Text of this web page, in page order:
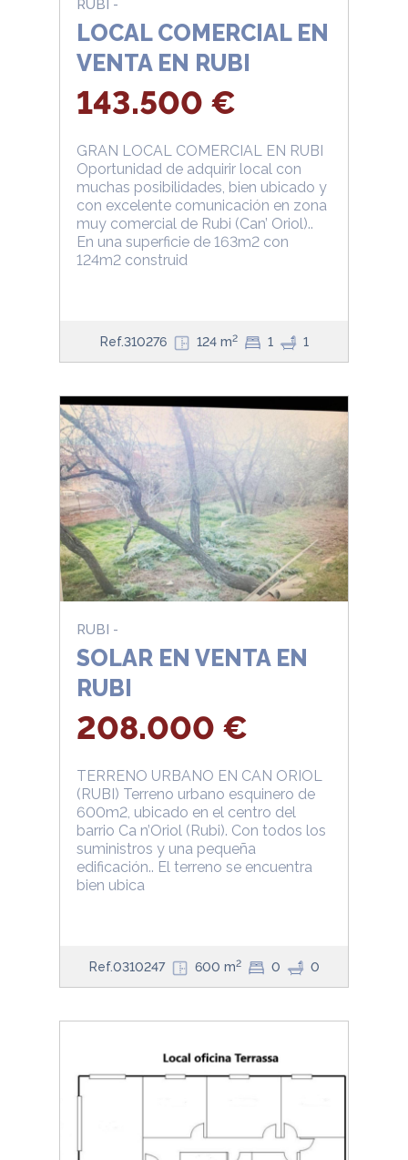
RUBI -
LOCAL COMERCIAL EN
VENTA EN RUBI
143.500 €
GRAN LOCAL COMERCIAL EN RUBI
Oportunidad de adquirir local con
muchas posibilidades, bien ubicado y
con excelente comunicación en zona
muy comercial de Rubi (Can’ Oriol)..
En una superficie de 163m2 con
124m2 construid
Ref.310276 124 m2 1 1
RUBI -
SOLAR EN VENTA EN
RUBI
208.000 €
TERRENO URBANO EN CAN ORIOL
(RUBI) Terreno urbano esquinero de
600m2, ubicado en el centro del
barrio Ca n’Oriol (Rubi). Con todos los
suministros y una pequeña
edificación.. El terreno se encuentra
bien ubica
Ref.0310247 600 m2 0 0